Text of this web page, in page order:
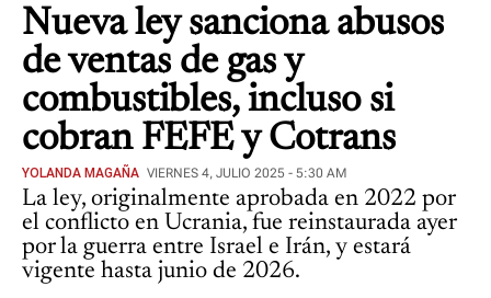
Nueva ley sanciona abusos
de ventas de gas y
combustibles, incluso si
cobran FEFE y Cotrans
YOLANDA MAGAÑA VIERNES 4, JULIO 2025 - 5:30 AM
La ley, originalmente aprobada en 2022 por
el conflicto en Ucrania, fue reinstaurada ayer
por la guerra entre Israel e Irán, y estará
vigente hasta junio de 2026.